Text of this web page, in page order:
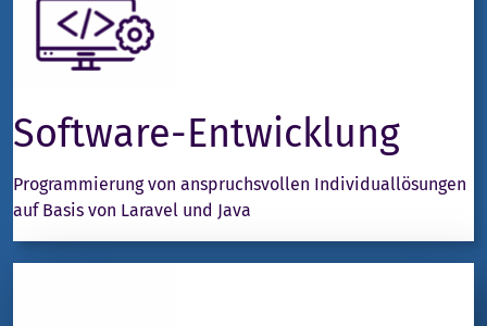
Software-Entwicklung
Programmierung von anspruchsvollen Individuallösungen
auf Basis von Laravel und Java